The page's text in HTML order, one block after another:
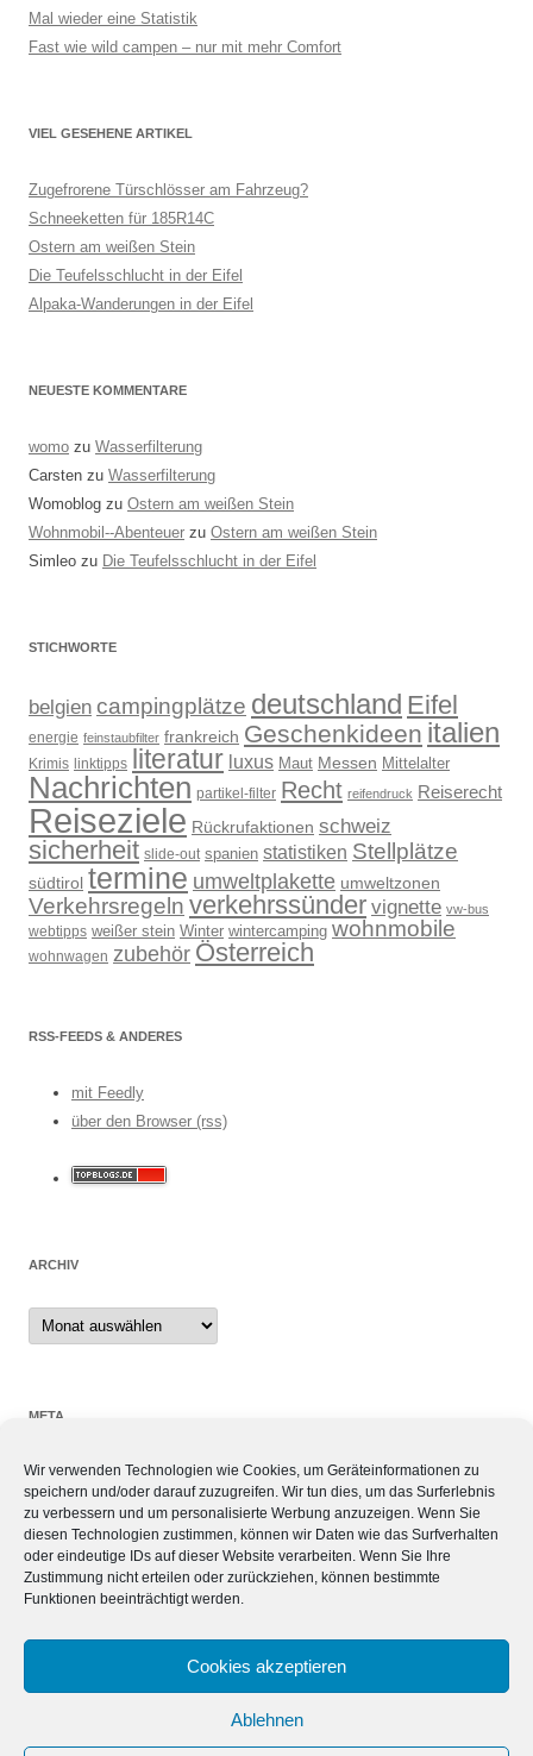
Wir verwenden Technologien wie Cookies, um Geräteinformationen zu
speichern und/oder darauf zuzugreifen. Wir tun dies, um das Surferlebnis
zu verbessern und um personalisierte Werbung anzuzeigen. Wenn Sie
diesen Technologien zustimmen, können wir Daten wie das Surfverhalten
oder eindeutige IDs auf dieser Website verarbeiten. Wenn Sie Ihre
Zustimmung nicht erteilen oder zurückziehen, können bestimmte
Funktionen beeinträchtigt werden.
Cookies akzeptieren
Ablehnen
Mal wieder eine Statistik
Fast wie wild campen – nur mit mehr Comfort
VIEL GESEHENE ARTIKEL
Zugefrorene Türschlösser am Fahrzeug?
Schneeketten für 185R14C
Ostern am weißen Stein
Die Teufelsschlucht in der Eifel
Alpaka-Wanderungen in der Eifel
NEUESTE KOMMENTARE
womo zu Wasserfilterung
Carsten zu Wasserfilterung
Womoblog zu Ostern am weißen Stein
Wohnmobil--Abenteuer zu Ostern am weißen Stein
Simleo zu Die Teufelsschlucht in der Eifel
STICHWORTE
belgien campingplätze deutschland Eifel
energie feinstaubfilter frankreich Geschenkideen italien
Krimis linktipps literatur luxus Maut Messen Mittelalter
Nachrichten partikel-filter Recht reifendruck Reiserecht
Reiseziele Rückrufaktionen schweiz
sicherheit slide-out spanien statistiken Stellplätze
südtirol termine umweltplakette umweltzonen
Verkehrsregeln verkehrssünder vignette vw-bus
webtipps weißer stein Winter wintercamping wohnmobile
wohnwagen zubehör Österreich
RSS-FEEDS & ANDERES
mit Feedly
über den Browser (rss)
ARCHIV
Archiv
META
Anmelden
Eintrags-Feed
Kommentar-Feed
WordPress.org
SIEBEN TAGE, SIEBEN THEMEN